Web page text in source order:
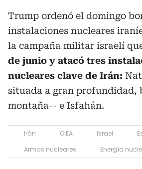
Trump ordenó el domingo
instalaciones nucleares
la campaña militar israelí
de junio y atacó tres
nucleares clave de Irán:
situada a gran profundidad,
montaña-- e Isfahán.
Irán OIEA Israel
Armas nucleares
Energía